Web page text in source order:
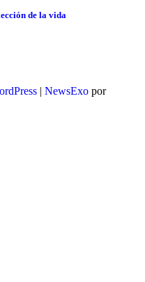
de la vida
| NewsExo por